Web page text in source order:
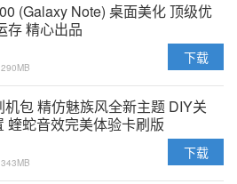
(Galaxy Note) 桌面美化 顶级优
存 精心出品
下载
机包 精仿魅族风全新主题 DIY关
蝰蛇音效完美体验卡刷版
下载